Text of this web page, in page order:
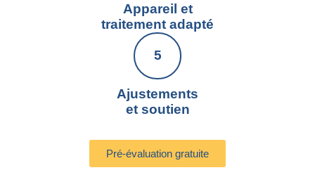
Appareil et
traitement adapté
Ajustements
et soutien
Pré-évaluation gratuite